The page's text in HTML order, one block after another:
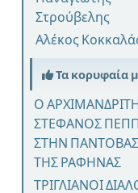
Στρούβελης
Αλέκος
Τα κορυφαία
Ο
ΣΤΕΦΑΝΟΣ
ΣΤΗΝ
ΤΗΣ ΡΑΦΗΝΑΣ
ΤΡΙΓΛΙΑΝΟΙ